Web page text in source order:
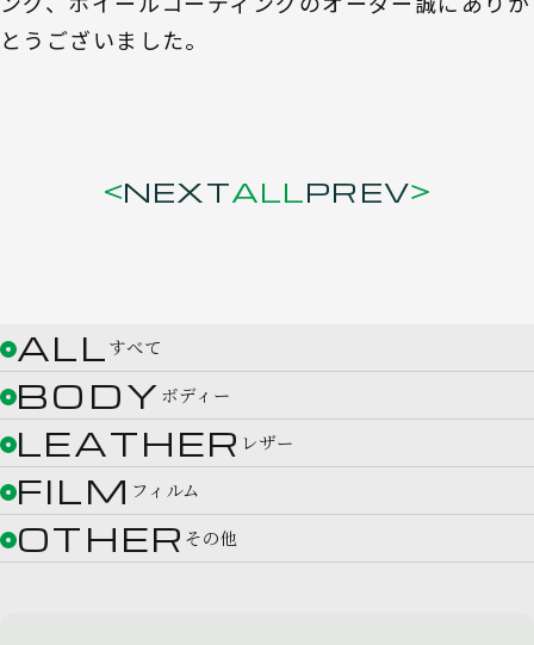
とうございました。
NEXTALLPREV
ALL すべて
BODY ボディー
LEATHER レザー
FILM フィルム
OTHER その他